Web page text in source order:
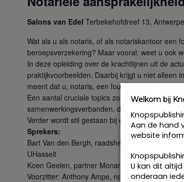
Salons van Edel Terbekehofdreef 13,
Wat als u als notaris, of als notariskantoor een
beroepsverzekering? Maar vooral: weet u ook
In deze opleiding over de krachtlijnen uit de
praktijkvoorbeelden. Daarbij krijgt u niet alleen
meent dat u, notaris, een fout gemaakt heeft.
Een aantal cruciale topics zoals de
samenwerkingsverbanden, de wisselwerking
Verder wordt stil gestaan bij een aantal
Sprekers:
Bart Van den Bergh, raadsheer en
UHasselt
Koen Geelen, partner Monard Law
Voorzitter: Anthony Ampe, notaris te Kruibeke
Welkom bij
Aan de hand
website
U kan dit
onderaan